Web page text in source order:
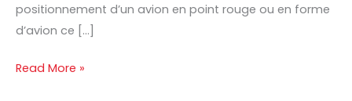
positionnement d’un avion en point rouge ou en forme
d’avion ce […]
Read More »